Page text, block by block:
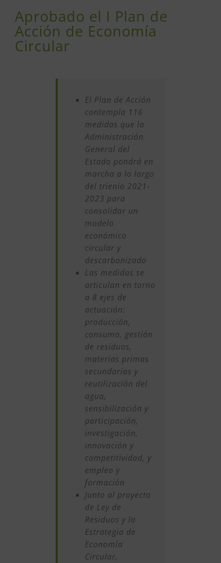
Aprobado el I Plan de
Acción de Economía
Circular
El Plan de Acción
contempla 116
medidas que la
Administración
General del
Estado pondrá en
marcha a lo largo
del trienio 2021-
2023 para
consolidar un
modelo
económico
circular y
descarbonizado
Las medidas se
articulan en torno
a 8 ejes de
actuación:
producción,
consumo, gestión
de residuos,
materias primas
secundarias y
reutilización del
agua,
sensibilización y
participación,
investigación,
innovación y
competitividad, y
empleo y
formación
Junto al proyecto
de Ley de
Residuos y la
Estrategia de
Economía
Circular,